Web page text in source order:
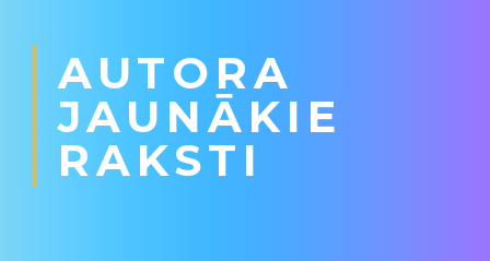
AUTORA
JAUNĀKIE
RAKSTI